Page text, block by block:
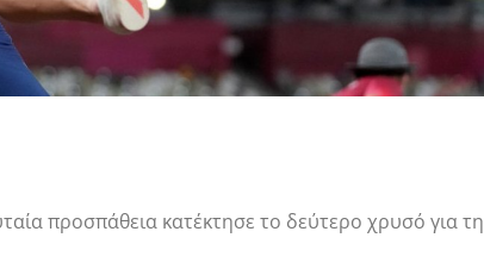
προσπάθεια κατέκτησε το δεύτερο χρυσό για τη